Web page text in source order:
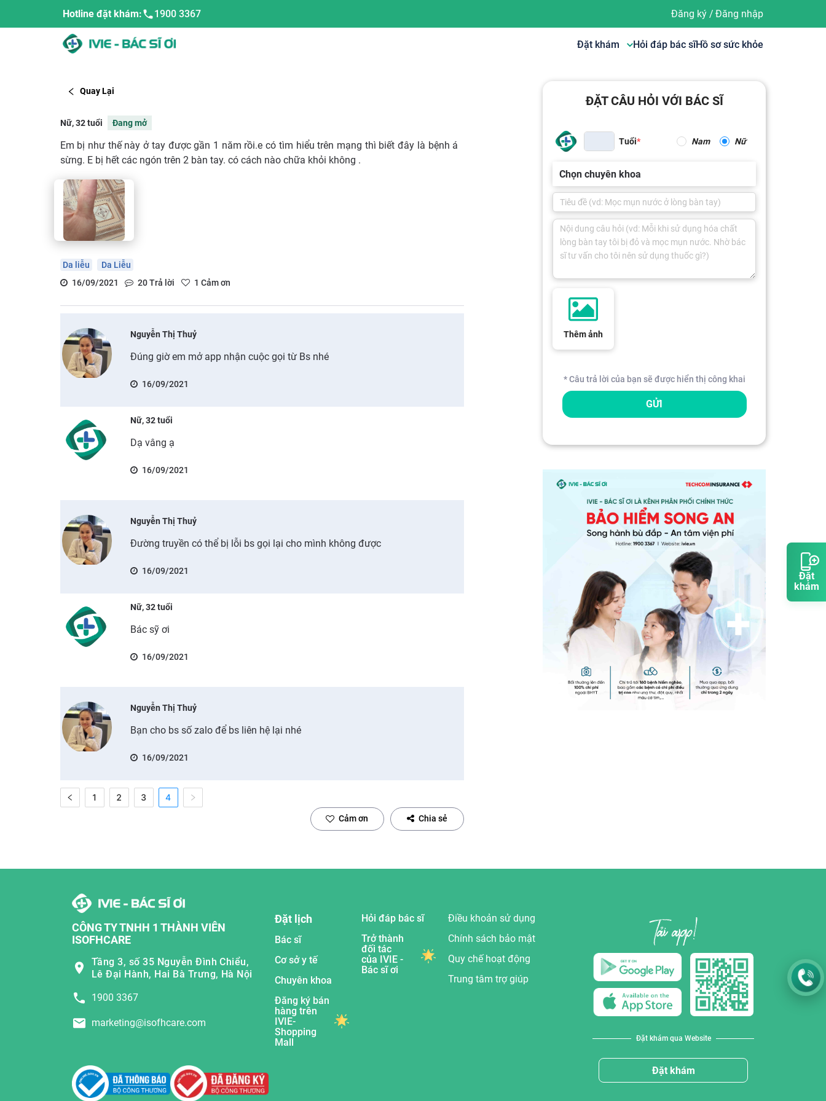
Đặt
khám
Hotline đặt khám: 1900 3367 Đăng ký/ Đăng nhập
Đặt khám Hỏi đáp bác sĩHồ sơ sức khỏe
Quay Lại
Nữ, 32 tuổi Đang mở
Em bị như thế này ở tay được gần 1 năm rồi.e có tìm hiểu trên mạng thì biết đây là bệnh á
sừng. E bị hết các ngón trên 2 bàn tay. có cách nào chữa khỏi không .
Da liễu
Da Liễu
16/09/2021
20Trả lời 1 Cảm ơn
Nguyễn Thị Thuỷ
Đúng giờ em mở app nhận cuộc gọi từ Bs nhé
16/09/2021
Nữ, 32 tuổi
Dạ vâng ạ
16/09/2021
Nguyễn Thị Thuỷ
Đường truyền có thể bị lỗi bs gọi lại cho mình không được
16/09/2021
Nữ, 32 tuổi
Bác sỹ ơi
16/09/2021
Nguyễn Thị Thuỷ
Bạn cho bs số zalo để bs liên hệ lại nhé
16/09/2021
1 2 3 4
Cảm ơn Chia sẻ
ĐẶT CÂU HỎI VỚI BÁC SĨ
Tuổi Nam Nữ
Chọn chuyên khoa
Thêm ảnh
* Câu trả lời của bạn sẽ được hiển thị công khai
GỬI
CÔNG TY TNHH 1 THÀNH VIÊN
ISOFHCARE
Tầng 3, số 35 Nguyễn Đình Chiểu,
Lê Đại Hành, Hai Bà Trưng, Hà Nội
1900 3367
marketing@isofhcare.com
Đặt lịch
Bác sĩ
Cơ sở y tế
Chuyên khoa
Đăng ký bán
hàng trên
IVIE-
Shopping
Mall
Hỏi đáp bác sĩ
Trở thành
đối tác
của IVIE -
Bác sĩ ơi
Điều khoản sử dụng
Chính sách bảo mật
Quy chế hoạt động
Trung tâm trợ giúp
Đặt khám qua Website
Đặt khám